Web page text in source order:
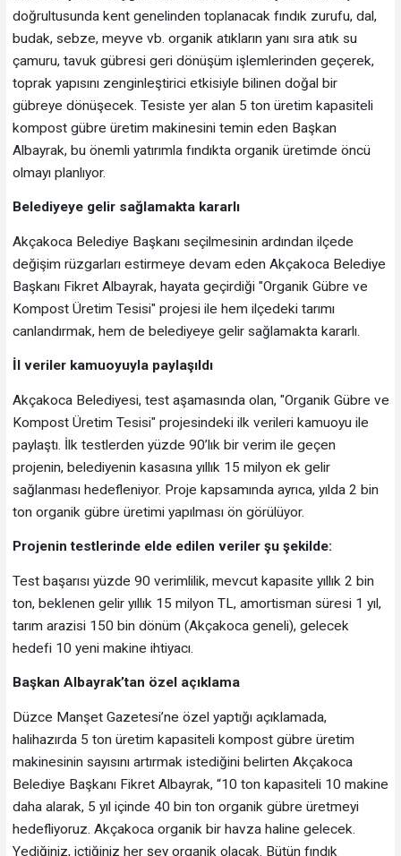
doğrultusunda kent genelinden toplanacak fındık zurufu, dal,
budak, sebze, meyve vb. organik atıkların yanı sıra atık su
çamuru, tavuk gübresi geri dönüşüm işlemlerinden geçerek,
toprak yapısını zenginleştirici etkisiyle bilinen doğal bir
gübreye dönüşecek. Tesiste yer alan 5 ton üretim kapasiteli
kompost gübre üretim makinesini temin eden Başkan
Albayrak, bu önemli yatırımla fındıkta organik üretimde öncü
olmayı planlıyor.
Belediyeye gelir sağlamakta kararlı
Akçakoca Belediye Başkanı seçilmesinin ardından ilçede
değişim rüzgarları estirmeye devam eden Akçakoca Belediye
Başkanı Fikret Albayrak, hayata geçirdiği "Organik Gübre ve
Kompost Üretim Tesisi" projesi ile hem ilçedeki tarımı
canlandırmak, hem de belediyeye gelir sağlamakta kararlı.
İl veriler kamuoyuyla paylaşıldı
Akçakoca Belediyesi, test aşamasında olan, "Organik Gübre ve
Kompost Üretim Tesisi" projesindeki ilk verileri kamuoyu ile
paylaştı. İlk testlerden yüzde 90’lık bir verim ile geçen
projenin, belediyenin kasasına yıllık 15 milyon ek gelir
sağlanması hedefleniyor. Proje kapsamında ayrıca, yılda 2 bin
ton organik gübre üretimi yapılması ön görülüyor.
Projenin testlerinde elde edilen veriler şu şekilde:
Test başarısı yüzde 90 verimlilik, mevcut kapasite yıllık 2 bin
ton, beklenen gelir yıllık 15 milyon TL, amortisman süresi 1 yıl,
tarım arazisi 150 bin dönüm (Akçakoca geneli), gelecek
hedefi 10 yeni makine ihtiyacı.
Başkan Albayrak’tan özel açıklama
Düzce Manşet Gazetesi’ne özel yaptığı açıklamada,
halihazırda 5 ton üretim kapasiteli kompost gübre üretim
makinesinin sayısını artırmak istediğini belirten Akçakoca
Belediye Başkanı Fikret Albayrak, “10 ton kapasiteli 10 makine
daha alarak, 5 yıl içinde 40 bin ton organik gübre üretmeyi
hedefliyoruz. Akçakoca organik bir havza haline gelecek.
Yediğiniz, içtiğiniz her şey organik olacak. Bütün fındık